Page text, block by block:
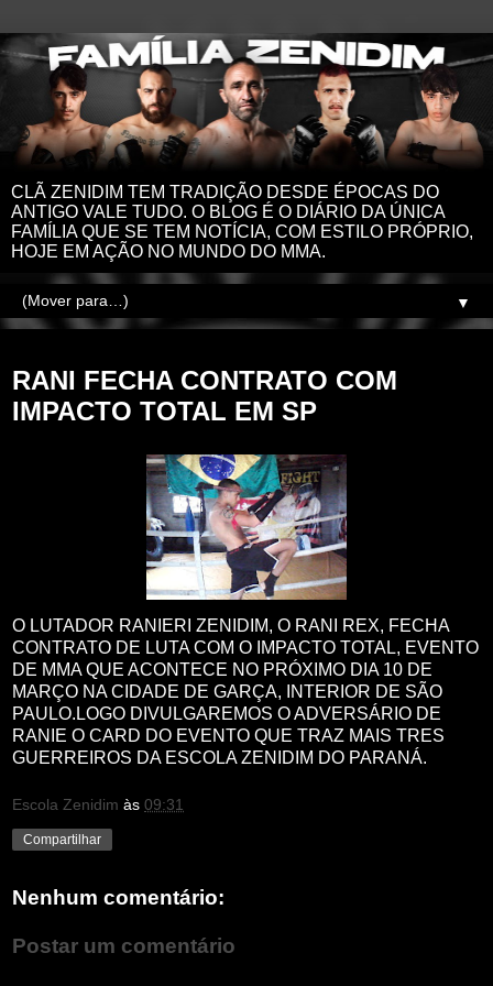
CLÃ ZENIDIM TEM TRADIÇÃO DESDE ÉPOCAS DO
ANTIGO VALE TUDO. O BLOG É O DIÁRIO DA ÚNICA
FAMÍLIA QUE SE TEM NOTÍCIA, COM ESTILO PRÓPRIO,
HOJE EM AÇÃO NO MUNDO DO MMA.
▼
RANI FECHA CONTRATO COM
IMPACTO TOTAL EM SP
O LUTADOR RANIERI ZENIDIM, O RANI REX, FECHA
CONTRATO DE LUTA COM O IMPACTO TOTAL, EVENTO
DE MMA QUE ACONTECE NO PRÓXIMO DIA 10 DE
MARÇO NA CIDADE DE GARÇA, INTERIOR DE SÃO
PAULO.LOGO DIVULGAREMOS O ADVERSÁRIO DE
RANIE O CARD DO EVENTO QUE TRAZ MAIS TRES
GUERREIROS DA ESCOLA ZENIDIM DO PARANÁ.
Escola Zenidim às 09:31
Compartilhar
Nenhum comentário:
Postar um comentário